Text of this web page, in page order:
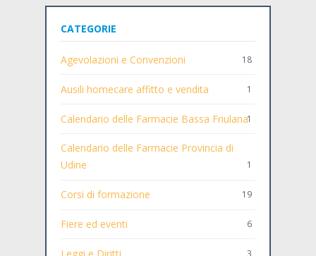
CATEGORIE
Agevolazioni e Convenzioni 18
Ausili homecare affitto e vendita 1
Calendario delle Farmacie Bassa Friulana1
Calendario delle Farmacie Provincia di
Udine
1
Corsi di formazione 19
Fiere ed eventi 6
Leggi e Diritti 3